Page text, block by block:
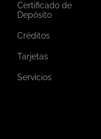
Certificado de
Depósito
Créditos
Tarjetas
Servicios